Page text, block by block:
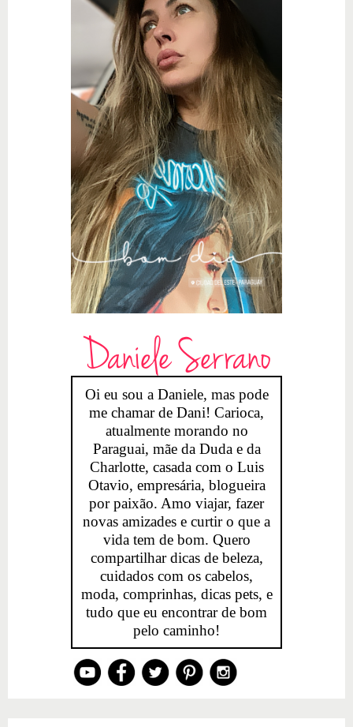
Daniele Serrano
Oi eu sou a Daniele, mas pode
me chamar de Dani! Carioca,
atualmente morando no
Paraguai, mãe da Duda e da
Charlotte, casada com o Luis
Otavio, empresária, blogueira
por paixão. Amo viajar, fazer
novas amizades e curtir o que a
vida tem de bom. Quero
compartilhar dicas de beleza,
cuidados com os cabelos,
moda, comprinhas, dicas pets, e
tudo que eu encontrar de bom
pelo caminho!